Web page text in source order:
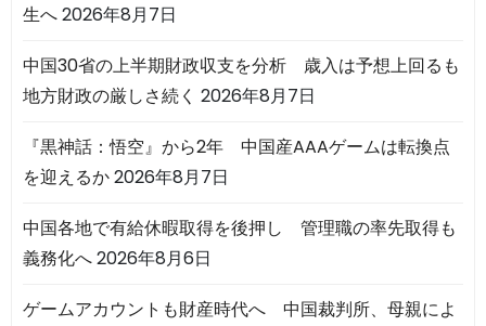
生へ2026年8月7日
中国30省の上半期財政収支を分析 歳入は予想上回るも
地方財政の厳しさ続く 2026年8月7日
『黒神話：悟空』から2年 中国産AAAゲームは転換点
を迎えるか2026年8月7日
中国各地で有給休暇取得を後押し 管理職の率先取得も
義務化へ2026年8月6日
ゲームアカウントも財産時代へ 中国裁判所、母親によ